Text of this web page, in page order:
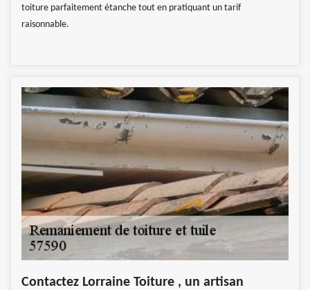
toiture parfaitement étanche tout en pratiquant un tarif
raisonnable.
Contactez Lorraine Toiture , un artisan